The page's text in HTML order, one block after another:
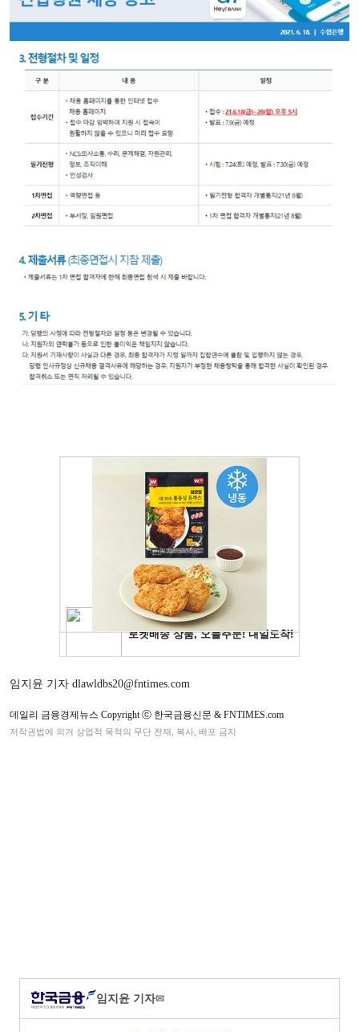
임지윤 기자 dlawldbs20@fntimes.com
데일리 금융경제뉴스 Copyright ⓒ 한국금융신문 & FNTIMES.com
저작권법에 의거 상업적 목적의 무단 전재, 복사, 배포 금지
임지윤 기자✉